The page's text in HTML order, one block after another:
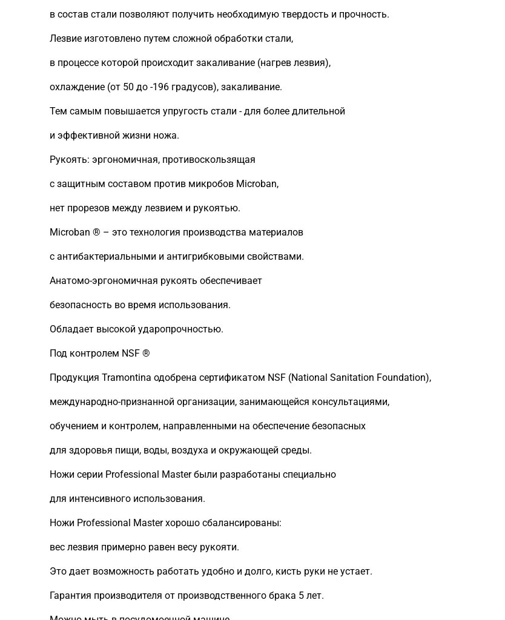
в состав стали позволяют получить необходимую твердость и прочность.
Лезвие изготовлено путем сложной обработки стали,
в процессе которой происходит закаливание (нагрев лезвия),
охлаждение (от 50 до -196 градусов), закаливание.
Тем самым повышается упругость стали - для более длительной
и эффективной жизни ножа.
Рукоять: эргономичная, противоскользящая
с защитным составом против микробов Microban,
нет прорезов между лезвием и рукоятью.
Microban ® – это технология производства материалов
с антибактериальными и антигрибковыми свойствами.
Анатомо-эргономичная рукоять обеспечивает
безопасность во время использования.
Обладает высокой ударопрочностью.
Под контролем NSF ®
Продукция Tramontina одобрена сертификатом NSF (National Sanitation Foundation),
международно-признанной организации, занимающейся консультациями,
обучением и контролем, направленными на обеспечение безопасных
для здоровья пищи, воды, воздуха и окружающей среды.
Ножи серии Professional Master были разработаны специально
для интенсивного использования.
Ножи Professional Master хорошо сбалансированы:
вес лезвия примерно равен весу рукояти.
Это дает возможность работать удобно и долго, кисть руки не устает.
Гарантия производителя от производственного брака 5 лет.